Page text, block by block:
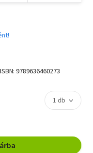
9789636460273